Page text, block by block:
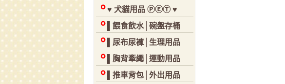
♥ 犬貓用品 ⓅⒺⓉ ♥
▌餵食飲水│碗盤存桶
▌尿布尿褲│生理用品
▌胸背牽繩│運動用品
▌推車背包│外出用品